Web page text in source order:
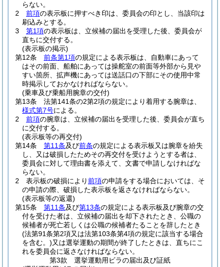
らない。
2
前項の表示板に押すべき印は、委員会の印とし、当該印は
刷込みとする。
3
第1項の表示板は、立候補の届出を受理した後、委員会が
直ちに交付する。
(表示板の掲示)
第12条
前条第1項の規定による表示板は、自動車にあって
はその前面、船舶にあっては操舵室の前面等外部から見や
すい箇所、拡声機にあっては送話口の下部にその使用中常
時掲示しておかなければならない。
(乗車及び乗船用腕章の交付)
第13条
法第141条の2第2項の規定により着用する腕章は、
様式第7号による。
2
前項の腕章は、立候補の届出を受理した後、委員会が直ち
に交付する。
(表示板等の再交付)
第14条
第11条及び前条の規定による表示板又は腕章を紛失
し、又は破損したためその再交付を受けようとする者は、
委員会に対して理由書を添えて、文書で申請しなければな
らない。
2
表示板の破損により前項の申請をする場合においては、そ
の申請の際、破損した表示板を返さなければならない。
(表示板等の返還)
第15条
第11条及び第13条の規定による表示板及び腕章の交
付を受けた者は、立候補の届出を却下されたとき、公職の
候補者が死亡若しくは公職の候補者たることを辞したとき
(法第91条第2項又は法第103条第4項の規定に該当する場合
を含む。)又は選挙運動の期間が終了したときは、直ちにこ
れを委員会に返さなければならない。
第3款
選挙運動用ビラの届出及び証紙